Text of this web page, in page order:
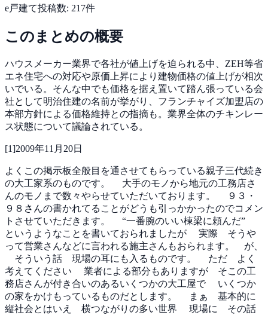
e戸建て投稿数: 217件
このまとめの概要
ハウスメーカー業界で各社が値上げを迫られる中、ZEH等省
エネ住宅への対応や原価上昇により建物価格の値上げが相次
いでいる。そんな中でも価格を据え置いて踏ん張っている会
社として明治住建の名前が挙がり、フランチャイズ加盟店の
本部方針による価格維持との指摘も。業界全体のチキンレー
ス状態について議論されている。
[1]2009年11月20日
よくこの掲示板全般目を通させてもらっている親子三代続き
の大工家系のものです。
大手のモノから地元の工務店さ
んのモノまで数々やらせていただいております。
９３・
９８さんの書かれてることがどうも引っかかったのでコメン
トさせていただきます。
“一番腕のいい棟梁に頼んだ”
というようなことを書いておられましたが
実際 そうや
って営業さんなどに言われる施主さんもおられます。 が、
そういう話 現場の耳にも入るものです。
ただ よく
考えてください
業者による部分もありますが そこの工
務店さんが付き合いのあるいくつかの大工屋で
いくつか
の家をかけもっているものだとします。
まぁ 基本的に
縦社会とはいえ 横つながりの多い世界
現場に その話